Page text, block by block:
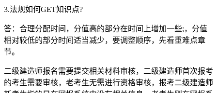
3.法规如何GET知识点?
答：合理分配时间，分值高的部分在时间上增加一些;，分值
相对较低的部分时间适当减少，要调整顺序，先看重难点章
节。
二级建造师报名需要提交相关材料审核，二级建造师首次报考
的考生需要审核，老考生无需进行资格审核，报考二级建造师